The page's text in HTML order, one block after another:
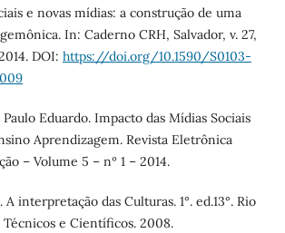
e novas mídias: a construção de uma
In: Caderno CRH, Salvador, v. 27,
DOI: https://doi.org/10.1590/S0103-
Eduardo. Impacto das Mídias Sociais
Aprendizagem. Revista Eletrônica
– Volume 5 – nº 1 – 2014.
interpretação das Culturas. 1°. ed.13°. Rio
e Científicos. 2008.